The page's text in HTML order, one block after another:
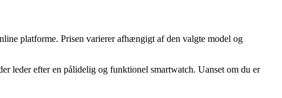
platforme. Prisen varierer afhængigt af den valgte model og
leder efter en pålidelig og funktionel smartwatch. Uanset om du er